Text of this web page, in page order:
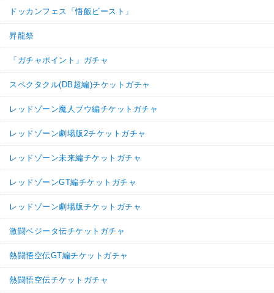
ドッカンフェス「悟飯ビースト」
昇龍祭
「ガチャポイント」ガチャ
スペクタクル(DB超編)チケットガチャ
レッドゾーン魔人ブウ編チケットガチャ
レッドゾーン劇場版2チケットガチャ
レッドゾーン未来編チケットガチャ
レッドゾーンGT編チケットガチャ
レッドゾーン劇場版チケットガチャ
激闘ベジータ伝チケットガチャ
熱闘悟空伝GT編チケットガチャ
熱闘悟空伝チケットガチャ